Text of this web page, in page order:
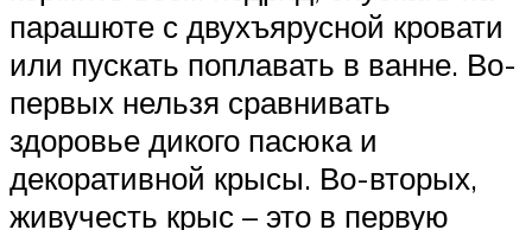
парашюте с двухъярусной кровати
или пускать поплавать в ванне. Во-
первых нельзя сравнивать
здоровье дикого пасюка и
декоративной крысы. Во-вторых,
живучесть крыс – это в первую